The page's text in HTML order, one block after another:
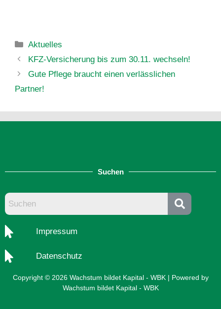
Aktuelles
KFZ-Versicherung bis zum 30.11. wechseln!
Gute Pflege braucht einen verlässlichen
Partner!
Suchen
Impressum
Datenschutz
Copyright © 2026 Wachstum bildet Kapital - WBK | Powered by
Wachstum bildet Kapital - WBK